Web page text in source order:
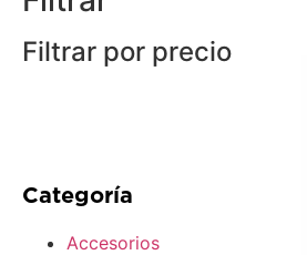
Filtrar por precio
Categoría
Accesorios